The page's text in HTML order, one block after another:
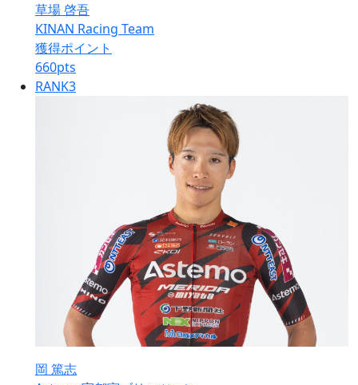
草場 啓吾
KINAN Racing Team
獲得ポイント
660pts
RANK3
岡 篤志